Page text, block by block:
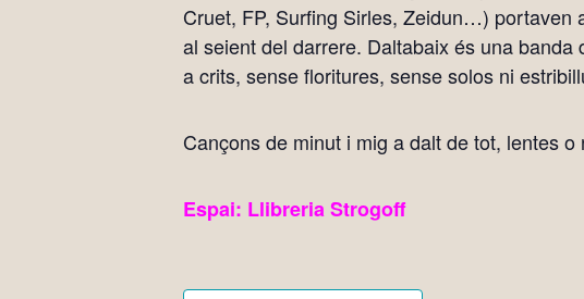
Cruet, FP, Surfing Sirles, Zeidun…) portaven
al seient del darrere. Daltabaix és una
a crits, sense floritures, sense solos ni
Cançons de minut i mig a dalt de tot, lentes
Espai: Llibreria Strogoff